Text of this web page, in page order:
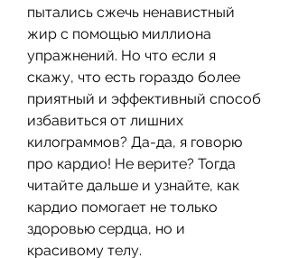
пытались сжечь ненавистный
жир с помощью миллиона
упражнений. Но что если я
скажу, что есть гораздо более
приятный и эффективный способ
избавиться от лишних
килограммов? Да-да, я говорю
про кардио! Не верите? Тогда
читайте дальше и узнайте, как
кардио помогает не только
здоровью сердца, но и
красивому телу.